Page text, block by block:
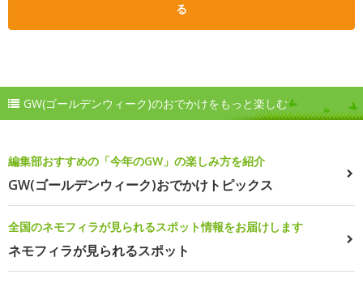
る
GW(ゴールデンウィーク)のおでかけをもっと楽しむ
編集部おすすめの「今年のGW」の楽しみ方を紹介
GW(ゴールデンウィーク)おでかけトピックス
全国のネモフィラが見られるスポット情報をお届けします
ネモフィラが見られるスポット